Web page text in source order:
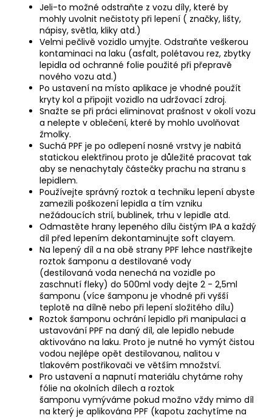
Jeli-to možné odstraňte z vozu díly, které by
mohly uvolnit nečistoty při lepení ( značky, lišty,
nápisy, světla, kliky atd.)
Velmi pečlivě vozidlo umyjte. Odstraňte veškerou
kontaminaci na laku (asfalt, polétavou rez, zbytky
lepidla od ochranné folie použité při přepravě
nového vozu atd.)
Po ustavení na místo aplikace je vhodné použít
kryty kol a připojit vozidlo na udržovací zdroj.
Snažte se při práci eliminovat prašnost v okolí vozu
a nelepte v oblečení, které by mohlo uvolňovat
žmolky.
Suchá PPF je po odlepení nosné vrstvy je nabitá
statickou elektřinou proto je důležité pracovat tak
aby se nenachytaly částečky prachu na stranu s
lepidlem.
Používejte správný roztok a techniku lepení abyste
zamezili poškození lepidla a tím vzniku
nežádoucích strií, bublinek, trhu v lepidle atd.
Odmastěte hrany lepeného dílu čistým IPA a každý
díl před lepením dekontaminujte soft clayem.
Na lepený díl a na obě strany PPF lehce nastříkejte
roztok šamponu a destilované vody
(destilovaná voda nenechá na vozidle po
zaschnutí fleky) do 500ml vody dejte 2 - 2,5ml
šamponu (více šamponu je vhodné při vyšší
teplotě na dílně nebo při lepení složitého dílu)
Roztok šamponu ochrání lepidlo při manipulaci a
ustavování PPF na daný díl, ale lepidlo nebude
aktivováno na laku. Proto je nutné ho vymýt čistou
vodou nejlépe opět destilovanou, nalitou v
tlakovém postřikovači ve větším množství.
Pro ustavení a napnutí materiálu chytáme rohy
fólie na okolních dílech a roztok
šamponu vymýváme pokud možno vždy mimo díl
na který je aplikována PPF (kapotu zachytíme na